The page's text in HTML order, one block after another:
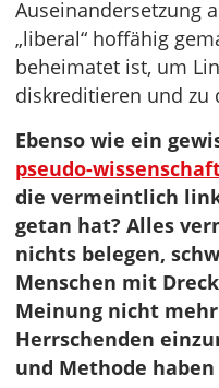
Auseinandersetzung
„liberal“ hoffähig
beheimatet ist, um
diskreditieren und zu
Ebenso wie ein
pseudo-
die vermeintlich
getan hat? Alles
nichts belegen,
Menschen mit
Meinung nicht
Herrschenden
und Methode